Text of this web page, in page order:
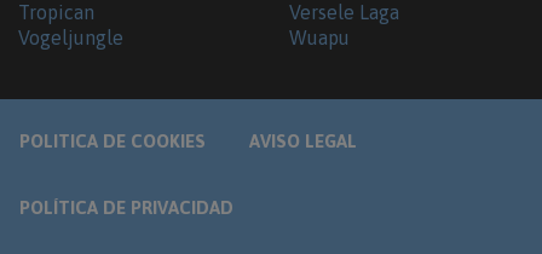
Tropican
Versele Laga
Vogeljungle
Wuapu
POLITICA DE COOKIES AVISO LEGAL
POLÍTICA DE PRIVACIDAD